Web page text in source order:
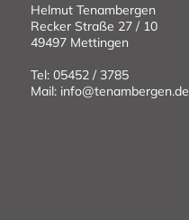
Helmut Tenambergen
Recker Straße 27 / 10
49497 Mettingen
Tel: 05452 / 3785
Mail: info@tenambergen.de